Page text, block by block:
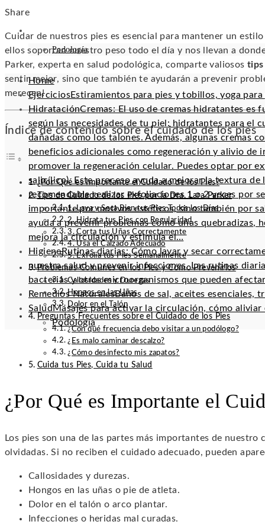
SALUD
Podología
Home
EjerciciosEstiramientos para pies y tobillos, yoga
HidrataciónCremas: El uso de cremas hidratantes es
según las necesidades de tu piel: hidratantes para el
dañadas como los talones. Además, algunas cremas
beneficios adicionales como regeneración y alivio de
promover la regeneración celular. Puedes optar por
salicílico). Este proceso ayuda a mejorar la textura
recomendable realizar exfoliaciones 1 o 2 veces por
importante por motivos estéticos, sino también por
ayuda a prevenir problemas como uñas quebradizas,
mejora la circulación y estimula el…
HigieneRutinas diarias: Cómo lavar y secar
nuestra salud y prevenir infecciones. Las rutinas
bacterias y otros microorganismos que pueden
Remedios NaturalesBaños de sal, aceites esenciales,
SaludMasajes para activar la circulación, cómo
Podología
Facebook
Twitter
LinkedIn
Pinterest
Stumbleupon
Email
Share
Cuidar de nuestros pies es esencial para mantener un
ellos soportan nuestro peso todo el día y nos llevan a
Parker, experta en salud podológica, comparte valiosos tips
sentir mejor, sino que también te ayudarán a prevenir
merecen!
Índice de contenido sobre el cuidado de los pies
¿Por Qué es Importante el Cuidado de los Pies?
Tips de Cuidado de los Pies por la Dra. Lara Parker
1. Lava y Seca Bien tus Pies Todos los Días
2. Hidrata tus Pies con Regularidad
3. Corta tus Uñas Correctamente
4. Usa el Calzado Adecuado
5. Exfolia tus Pies Semanalmente
Problemas Comunes en los Pies y Cómo Prevenirlos
Callosidades y Durezas
Hongos en las Uñas
Dolor en el Talón
Preguntas Frecuentes sobre el Cuidado de los Pies
¿Con qué frecuencia debo visitar a un podólogo?
¿Es malo caminar descalzo?
¿Cómo desinfecto mis zapatos?
Cuida tus Pies, Cuida tu Salud
¿Por Qué es Importante el
Los pies son una de las partes más importantes de nuestro
olvidadas. Si no reciben el cuidado adecuado, pueden
Callosidades y durezas.
Hongos en las uñas o pie de atleta.
Dolor en el talón o arco plantar.
Infecciones o heridas mal curadas.